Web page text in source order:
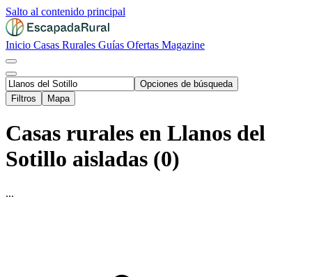
Salto al contenido principal
Inicio Casas Rurales Guías Ofertas Magazine
Opciones de búsqueda
Filtros
Mapa
Casas rurales en Llanos del
Sotillo aisladas (0)
...